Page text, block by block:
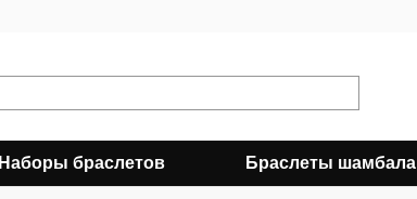
Наборы браслетов Браслеты шамбала